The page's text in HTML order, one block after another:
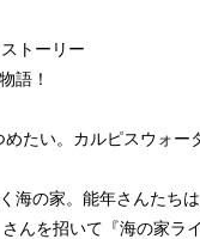
トーリー
語！
めたい。カルピスウォ
の家。能年さんたちは
んを招いて『海の家ラ